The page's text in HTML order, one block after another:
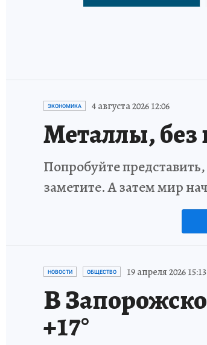
ЭКОНОМИКА 4 августа 2026 12:06
Металлы,
Попробуйте
заметите. А затем мир
НОВОСТИ ОБЩЕСТВО 19 апреля 2026 15:13
В
+17°